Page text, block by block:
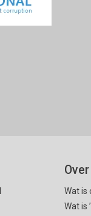
Wat is
Wat is